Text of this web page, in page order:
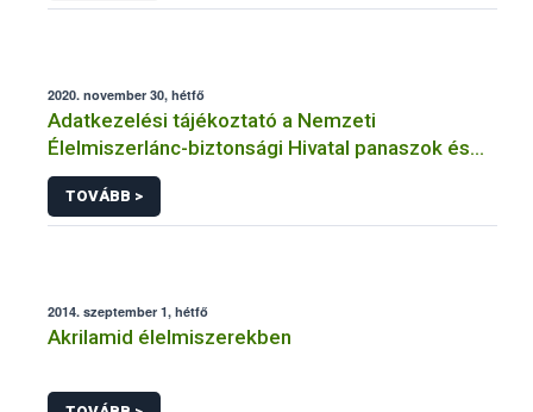
kapcsolódó adatkezeléséhez
2020. november 30, hétfő
Adatkezelési tájékoztató a Nemzeti
Élelmiszerlánc-biztonsági Hivatal panaszok és
közérdekű bejelentések kezeléséhez
kapcsolódó adatkezeléséhez
TOVÁBB >
2014. szeptember 1, hétfő
Akrilamid élelmiszerekben